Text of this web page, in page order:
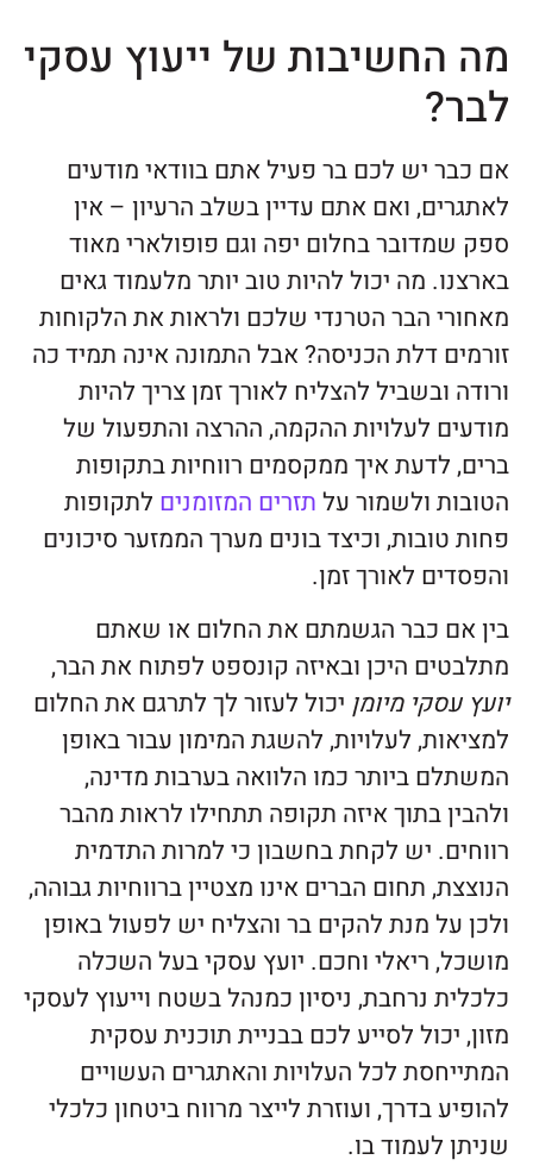
מה החשיבות של ייעוץ עסקי
לבר?
אם כבר יש לכם בר פעיל אתם בוודאי מודעים
לאתגרים, ואם אתם עדיין בשלב הרעיון – אין
ספק שמדובר בחלום יפה וגם פופולארי מאוד
בארצנו. מה יכול להיות טוב יותר מלעמוד גאים
מאחורי הבר הטרנדי שלכם ולראות את הלקוחות
זורמים דלת הכניסה? אבל התמונה אינה תמיד כה
ורודה ובשביל להצליח לאורך זמן צריך להיות
מודעים לעלויות ההקמה, ההרצה והתפעול של
ברים, לדעת איך ממקסמים רווחיות בתקופות
הטובות ולשמור עלתזרים המזומנים לתקופות
פחות טובות, וכיצד בונים מערך הממזער סיכונים
והפסדים לאורך זמן.
בין אם כבר הגשמתם את החלום או שאתם
מתלבטים היכן ובאיזה קונספט לפתוח את הבר,
יועץ עסקי מיומן יכול לעזור לך לתרגם את החלום
למציאות, לעלויות, להשגת המימון עבור באופן
המשתלם ביותר כמו הלוואה בערבות מדינה,
ולהבין בתוך איזה תקופה תתחילו לראות מהבר
רווחים. יש לקחת בחשבון כי למרות התדמית
הנוצצת, תחום הברים אינו מצטיין ברווחיות גבוהה,
ולכן על מנת להקים בר והצליח יש לפעול באופן
מושכל, ריאלי וחכם. יועץ עסקי בעל השכלה
כלכלית נרחבת, ניסיון כמנהל בשטח וייעוץ לעסקי
מזון, יכול לסייע לכם בבניית תוכנית עסקית
המתייחסת לכל העלויות והאתגרים העשויים
להופיע בדרך, ועוזרת לייצר מרווח ביטחון כלכלי
שניתן לעמוד בו.